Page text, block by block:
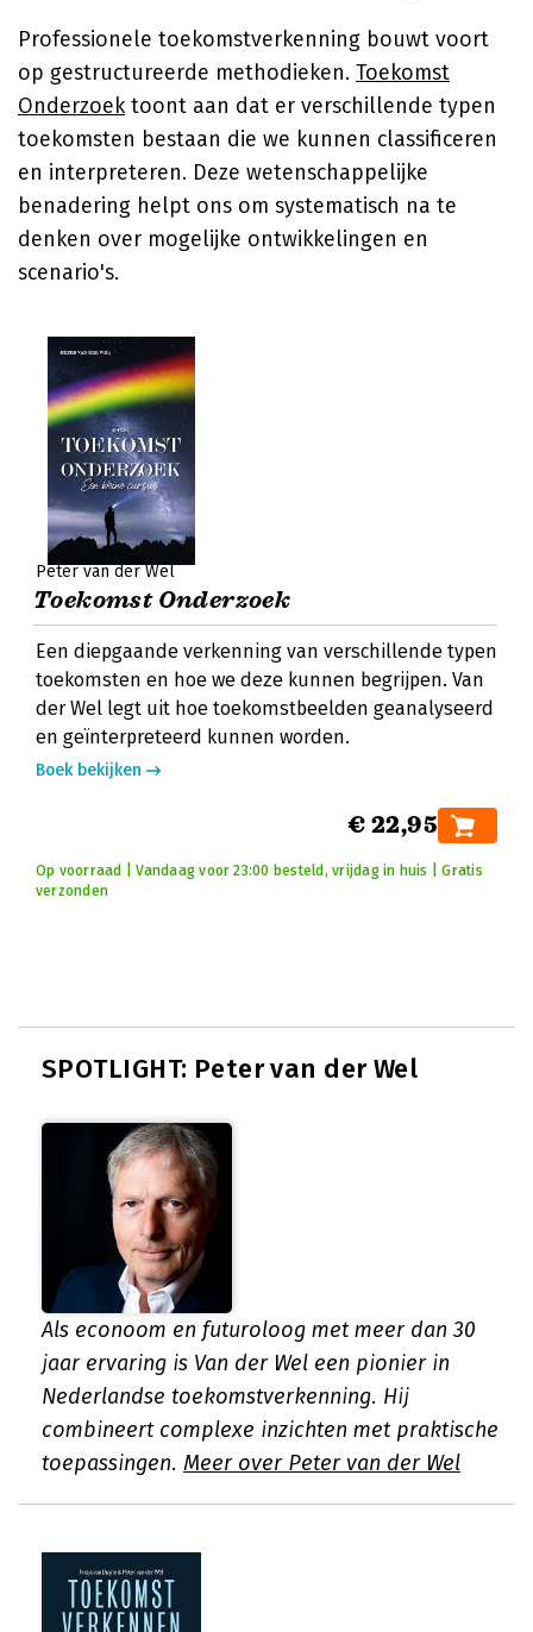
Professionele toekomstverkenning bouwt voort
op gestructureerde methodieken. Toekomst
Onderzoektoont aan dat er verschillende typen
toekomsten bestaan die we kunnen classificeren
en interpreteren. Deze wetenschappelijke
benadering helpt ons om systematisch na te
denken over mogelijke ontwikkelingen en
scenario's.
Peter van der Wel
Toekomst Onderzoek
Een diepgaande verkenning van verschillende typen
toekomsten en hoe we deze kunnen begrijpen. Van
der Wel legt uit hoe toekomstbeelden geanalyseerd
en geïnterpreteerd kunnen worden.
Boek bekijken
€ 22,95
Op voorraad | Vandaag voor 23:00 besteld, vrijdag in huis | Gratis
verzonden
SPOTLIGHT: Peter van der Wel
Als econoom en futuroloog met meer dan 30
jaar ervaring is Van der Wel een pionier in
Nederlandse toekomstverkenning. Hij
combineert complexe inzichten met praktische
toepassingen. Meer over Peter van der Wel